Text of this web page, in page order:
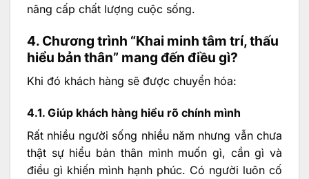
nâng cấp chất lượng cuộc sống.
4. Chương trình “Khai minh tâm trí, thấu
hiểu bản thân” mang đến điều gì?
Khi đó khách hàng sẽ được chuyển hóa:
4.1. Giúp khách hàng hiểu rõ chính mình
Rất nhiều người sống nhiều năm nhưng vẫn chưa
thật sự hiểu bản thân mình muốn gì, cần gì và
điều gì khiến mình hạnh phúc. Có người luôn cố